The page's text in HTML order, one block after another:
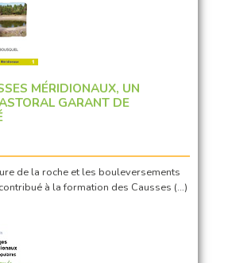
MÉRIDIONAUX, UN
GARANT DE
de la roche et les bouleversements
à la formation des Causses (…)